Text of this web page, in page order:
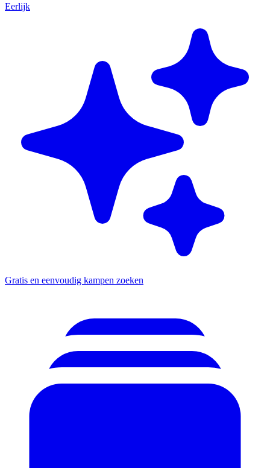
Eerlijk
Gratis en eenvoudig kampen zoeken